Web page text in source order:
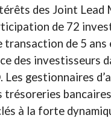
des Joint Lead
de 72
transaction de 5
des investisseurs
Les gestionnaires
trésoreries
à la forte